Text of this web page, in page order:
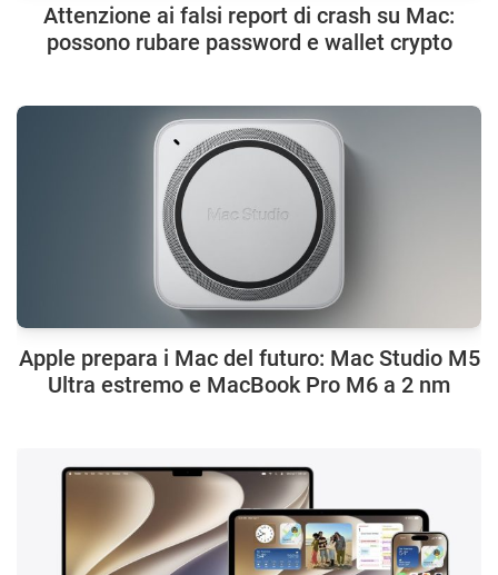
Attenzione ai falsi report di crash su Mac:
possono rubare password e wallet crypto
Apple prepara i Mac del futuro: Mac Studio M5
Ultra estremo e MacBook Pro M6 a 2 nm